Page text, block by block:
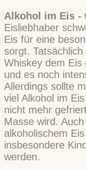
Alkohol im Eis -
Eisliebhaber
Eis für eine
sorgt.
Whiskey dem Eis
und es noch
Allerdings sollte
viel Alkohol im
nicht mehr
Masse wird.
alkoholischem
insbesondere
werden.